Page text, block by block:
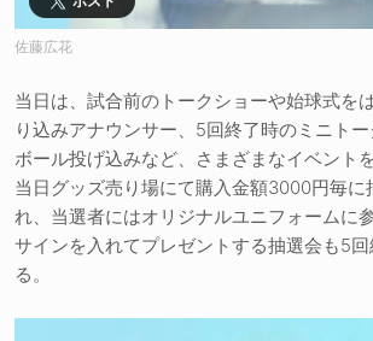
佐藤広花
当日は、試合前のトークショーや始球式を
り込みアナウンサー、5回終了時のミニト
ボール投げ込みなど、さまざまなイベント
当日グッズ売り場にて購入金額3000円毎に
れ、当選者にはオリジナルユニフォームに
サインを入れてプレゼントする抽選会も5
る。